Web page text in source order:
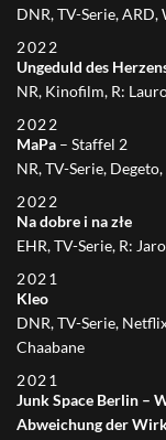
DNR, TV-Serie, ARD,
2022
Ungeduld des
NR, Kinofilm, R:
2022
MaPa – Staffel 2
NR, TV-Serie,
2022
Na dobre i na złe
EHR, TV-Serie, R:
2021
Kleo
DNR, TV-Serie,
Chaabane
2021
Junk Space Berlin –
Abweichung der